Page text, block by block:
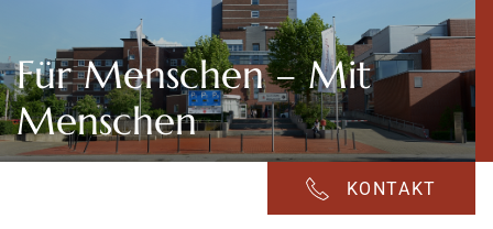
Für Menschen – Mit
Menschen
KONTAKT